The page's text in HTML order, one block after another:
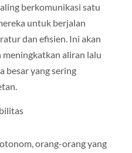
berkomunikasi satu
untuk berjalan
dan efisien. Ini akan
meningkatkan aliran lalu
besar yang sering
orang-orang yang